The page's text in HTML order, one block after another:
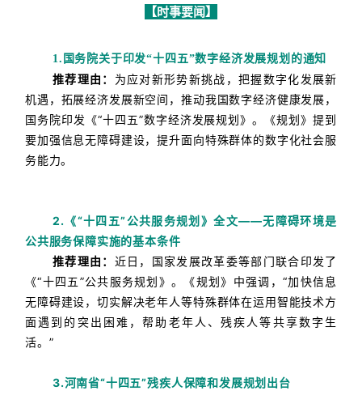
【时事要闻】
1. 国务院关于印发“十四五”数字经济发展规划的通知
推荐理由： 为应对新形势新挑战，把握数字化发展新
机遇，拓展经济发展新空间，推动我国数字经济健康发展，
国务院印发《“十四五”数字经济发展规划》。
《规划》提到
要加强信息无障碍建设，提升面向特殊群体的数字化社会服
务能力。
2.《“十四五”公共服务规划》全文——无障碍环境是
公共服务保障实施的基本条件
推荐理由： 近日，国家发展改革委等部门联合印发了
《“十四五”公共服务规划》。
《规划》中强调，“加快信息
无障碍建设，切实解决老年人等特殊群体在运用智能技术方
面遇到的突出困难，帮助老年人、残疾人等共享数字生
活。 ”
3.河南省“十四五”残疾人保障和发展规划出台